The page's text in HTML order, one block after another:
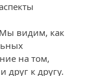
Мы видим, как
на том,
к другу.